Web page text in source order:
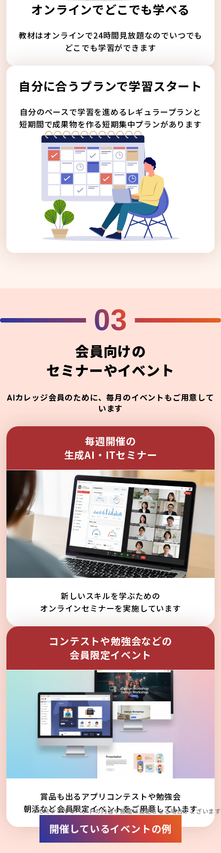
オンラインでどこでも学べる
教材はオンラインで24時間見放題なのでいつでも
どこでも学習ができます
自分に合うプランで学習スタート
自分のペースで学習を進めるレギュラープランと
短期間で成果物を作る短期集中プランがあります
03
会員向けの
セミナーやイベント
AIカレッジ会員のために、毎月のイベントもご用意して
います
毎週開催の
生成AI・ITセミナー
新しいスキルを学ぶための
オンラインセミナーを実施しています
コンテストや勉強会などの
会員限定イベント
賞品も出るアプリコンテストや勉強会
朝活など会員限定イベントをご用意しています
※セミナーやイベントの内容や頻度は変更となる場合がございます
開催しているイベントの例